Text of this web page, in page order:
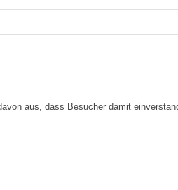
aus, dass Besucher damit